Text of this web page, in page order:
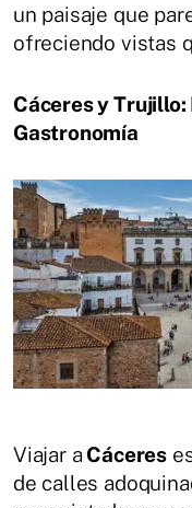
un paisaje que
ofreciendo vistas
Cáceres y
Gastronomía
Viajar a Cáceres
de calles